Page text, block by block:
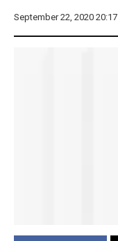
September 22, 2020 20:17